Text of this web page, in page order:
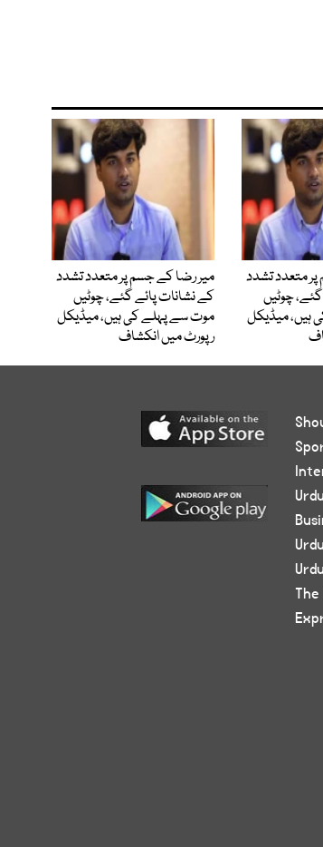
متعدد تشدد
چوٹیں
ہیں، میڈیکل
میر رضا کے جسم پر متعدد تشدد
کے نشانات پائے گئے، چوٹیں
موت سے پہلے کی ہیں، میڈیکل
رپورٹ میں انکشاف
Urdu